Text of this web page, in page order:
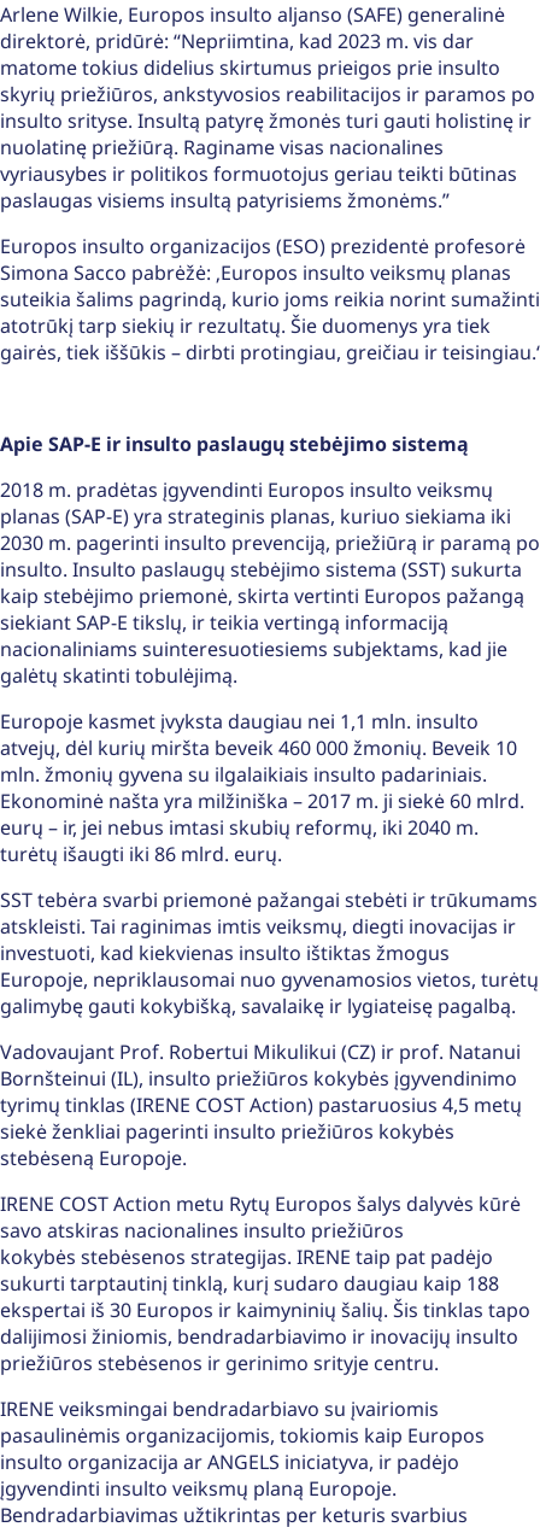
Arlene Wilkie, Europos insulto aljanso (SAFE) generalinė
direktorė, pridūrė: “Nepriimtina, kad 2023 m. vis dar
matome tokius didelius skirtumus prieigos prie insulto
skyrių priežiūros, ankstyvosios reabilitacijos ir paramos po
insulto srityse. Insultą patyrę žmonės turi gauti holistinę ir
nuolatinę priežiūrą. Raginame visas nacionalines
vyriausybes ir politikos formuotojus geriau teikti būtinas
paslaugas visiems insultą patyrisiems žmonėms.”
Europos insulto organizacijos (ESO) prezidentė profesorė
Simona Sacco pabrėžė: ‚Europos insulto veiksmų planas
suteikia šalims pagrindą, kurio joms reikia norint sumažinti
atotrūkį tarp siekių ir rezultatų. Šie duomenys yra tiek
gairės, tiek iššūkis – dirbti protingiau, greičiau ir teisingiau.‘
Apie SAP-E ir insulto paslaugų stebėjimo sistemą
2018 m. pradėtas įgyvendinti Europos insulto veiksmų
planas (SAP-E) yra strateginis planas, kuriuo siekiama iki
2030 m. pagerinti insulto prevenciją, priežiūrą ir paramą po
insulto. Insulto paslaugų stebėjimo sistema (SST) sukurta
kaip stebėjimo priemonė, skirta vertinti Europos pažangą
siekiant SAP-E tikslų, ir teikia vertingą informaciją
nacionaliniams suinteresuotiesiems subjektams, kad jie
galėtų skatinti tobulėjimą.
Europoje kasmet įvyksta daugiau nei 1,1 mln. insulto
atvejų, dėl kurių miršta beveik 460 000 žmonių. Beveik 10
mln. žmonių gyvena su ilgalaikiais insulto padariniais.
Ekonominė našta yra milžiniška – 2017 m. ji siekė 60 mlrd.
eurų – ir, jei nebus imtasi skubių reformų, iki 2040 m.
turėtų išaugti iki 86 mlrd. eurų.
SST tebėra svarbi priemonė pažangai stebėti ir trūkumams
atskleisti. Tai raginimas imtis veiksmų, diegti inovacijas ir
investuoti, kad kiekvienas insulto ištiktas žmogus
Europoje, nepriklausomai nuo gyvenamosios vietos, turėtų
galimybę gauti kokybišką, savalaikę ir lygiateisę pagalbą.
Vadovaujant Prof. Robertui Mikulikui (CZ) ir prof. Natanui
Bornšteinui (IL), insulto priežiūros kokybės įgyvendinimo
tyrimų tinklas (IRENE COST Action) pastaruosius 4,5 metų
siekė ženkliai pagerinti insulto priežiūros kokybės
stebėseną Europoje.
IRENE COST Action metu Rytų Europos šalys dalyvės kūrė
savo atskiras nacionalines insulto priežiūros
kokybės stebėsenos strategijas. IRENE taip pat padėjo
sukurti tarptautinį tinklą, kurį sudaro daugiau kaip 188
ekspertai iš 30 Europos ir kaimyninių šalių. Šis tinklas tapo
dalijimosi žiniomis, bendradarbiavimo ir inovacijų insulto
priežiūros stebėsenos ir gerinimo srityje centru.
IRENE veiksmingai bendradarbiavo su įvairiomis
pasaulinėmis organizacijomis, tokiomis kaip Europos
insulto organizacija ar ANGELS iniciatyva, ir padėjo
įgyvendinti insulto veiksmų planą Europoje.
Bendradarbiavimas užtikrintas per keturis svarbius